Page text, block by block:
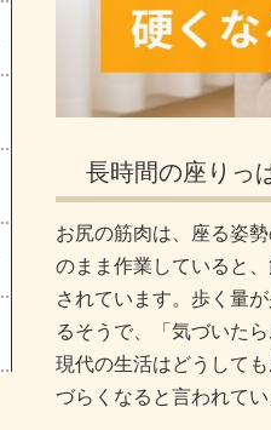
長時間の座りっ
お尻の筋肉は、座る姿
のまま作業していると
されています。歩く量
るそうで、「気づいた
現代の生活はどうして
づらくなると言われてい